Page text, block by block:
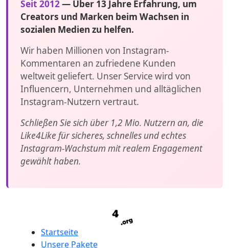
Seit 2012— Über 13 Jahre Erfahrung, um
Creators und Marken beim Wachsen in
sozialen Medien zu helfen.
Wir haben Millionen von Instagram-
Kommentaren an zufriedene Kunden
weltweit geliefert. Unser Service wird von
Influencern, Unternehmen und alltäglichen
Instagram-Nutzern vertraut.
Schließen Sie sich über 1,2 Mio. Nutzern an, die
Like4Like für sicheres, schnelles und echtes
Instagram-Wachstum mit realem Engagement
gewählt haben.
Startseite
Unsere Pakete